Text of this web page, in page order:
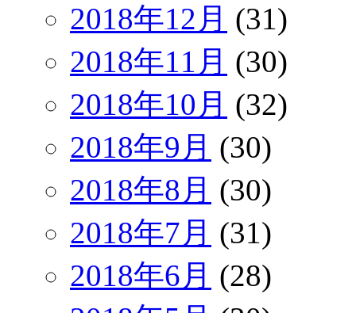
2018年12月 (31)
2018年11月 (30)
2018年10月 (32)
2018年9月 (30)
2018年8月 (30)
2018年7月 (31)
2018年6月 (28)